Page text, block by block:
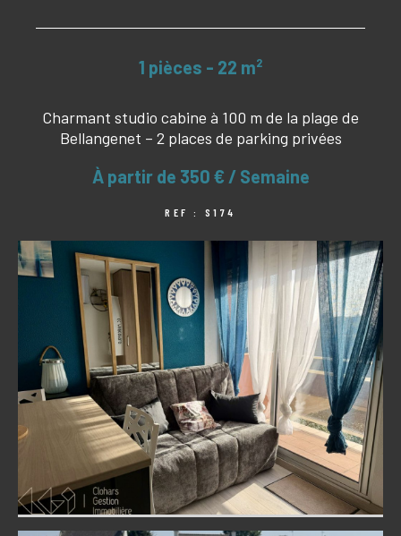
1 pièces - 22 m²
Charmant studio cabine à 100 m de la plage de
Bellangenet – 2 places de parking privées
À partir de 350 € / Semaine
REF : S174
RECHERCHER